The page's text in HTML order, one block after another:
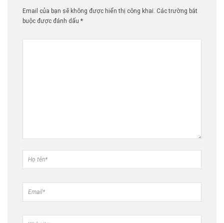
Email của bạn sẽ không được hiển thị công khai. Các trường bắt
buộc được đánh dấu *